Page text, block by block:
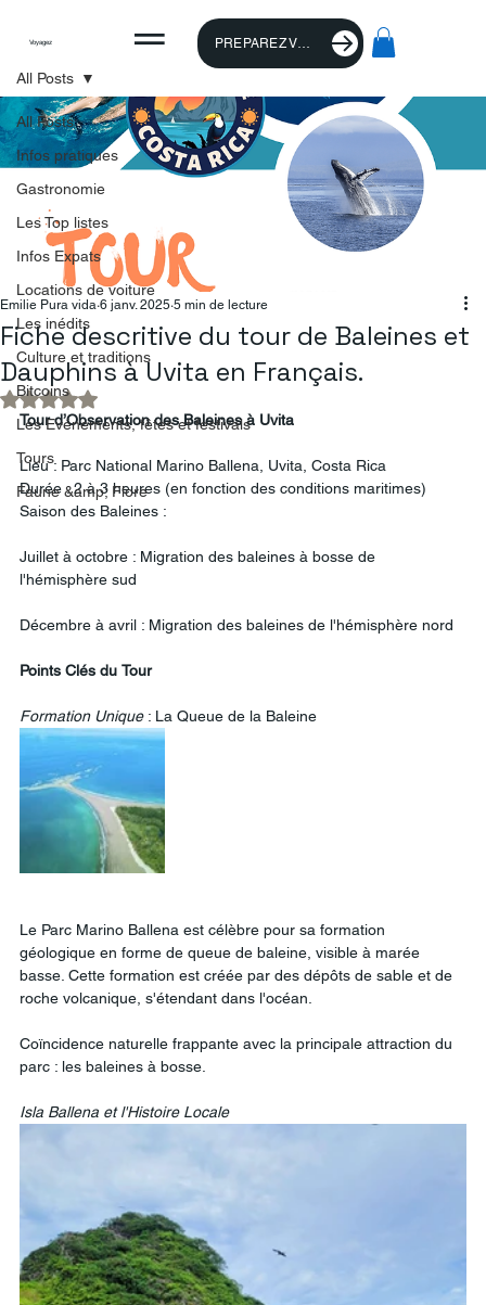
Voyagez PREPAREZ VOTRE VOYAGE
All Posts
Infos pratiques
Gastronomie
Les Top listes
Infos Expats
Locations de voiture
Les inédits
Culture et traditions
Bitcoins
Les Evénements, fêtes et festivals
Tours
Faune &amp; Flore
All Posts
Fiche descritive du tour de Baleines et
Dauphins à Uvita en Français.
Emilie Pura vida 6 janv. 2025 5 min de lecture
Noté NaN étoiles sur 5.
Tour d’Observation des Baleines à Uvita
Lieu : Parc National Marino Ballena, Uvita, Costa Rica
Durée : 2 à 3 heures (en fonction des conditions maritimes)
Saison des Baleines :
Juillet à octobre : Migration des baleines à bosse de
l'hémisphère sud
Décembre à avril : Migration des baleines de l'hémisphère nord
Points Clés du Tour
Formation Unique : La Queue de la Baleine
Le Parc Marino Ballena est célèbre pour sa formation
géologique en forme de queue de baleine, visible à marée
basse. Cette formation est créée par des dépôts de sable et de
roche volcanique, s'étendant dans l'océan.
Coïncidence naturelle frappante avec la principale attraction du
parc : les baleines à bosse.
Isla Ballena et l'Histoire Locale